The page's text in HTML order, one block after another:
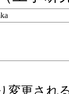
変更され